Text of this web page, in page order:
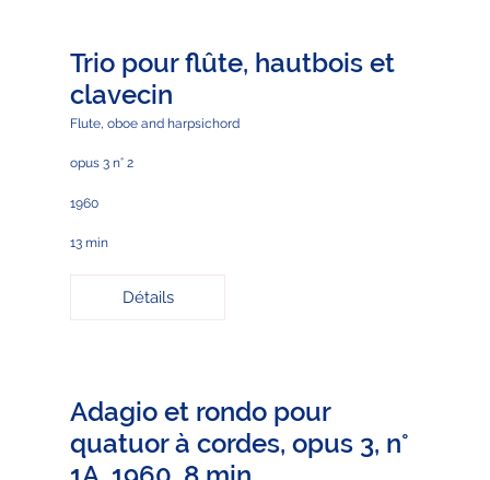
Trio pour flûte, hautbois et
clavecin
Flute, oboe and harpsichord
opus 3 n° 2
1960
13 min
Détails
Adagio et rondo pour
quatuor à cordes, opus 3, n°